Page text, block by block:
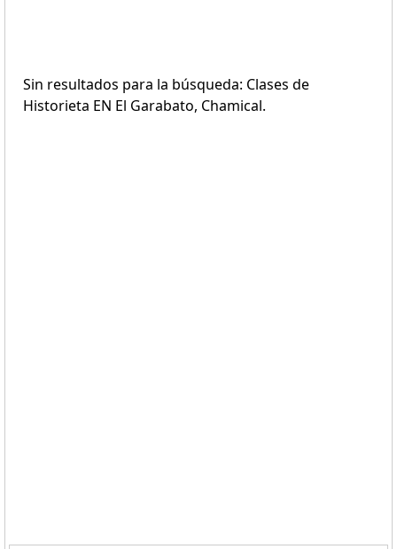
Sin resultados para la búsqueda: Clases de
Historieta EN El Garabato, Chamical.